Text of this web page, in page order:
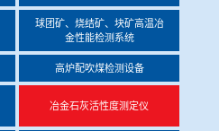
球团矿、烧结矿、块矿高温冶
金性能检测系统
高炉配吹煤检测设备
冶金石灰活性度测定仪